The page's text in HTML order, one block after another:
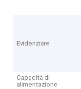
Evidenziare
Capacità di
alimentazione